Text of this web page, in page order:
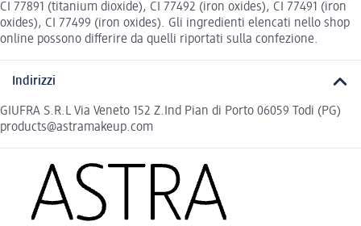
CI 77891 (titanium dioxide), CI 77492 (iron oxides), CI 77491 (iron
oxides), CI 77499 (iron oxides). Gli ingredienti elencati nello shop
online possono differire da quelli riportati sulla confezione.
Indirizzi
GIUFRA S.R.L Via Veneto 152 Z.Ind Pian di Porto 06059 Todi (PG)
products@astramakeup.com